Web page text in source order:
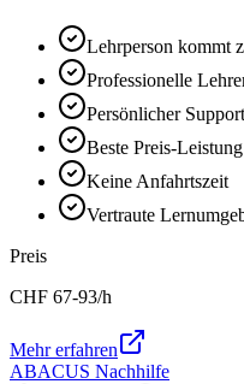
Lehrperson kommt
Professionelle
Persönlicher Support
Beste Preis-Leistung
Keine Anfahrtszeit
Vertraute
Preis
CHF 67-93/h
Mehr erfahren
ABACUS Nachhilfe